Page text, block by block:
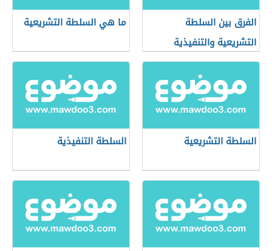
الفرق بين السلطة
التشريعية والتنفيذية
والقضائية
ما هي السلطة التشريعية
السلطة التشريعية السلطة التنفيذية